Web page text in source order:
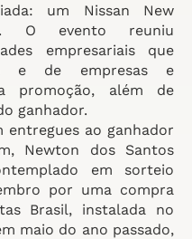
um Nissan New
O evento reuniu
empresariais que
e de empresas e
promoção, além de
ganhador.
entregues ao ganhador
Newton dos Santos
em sorteio
por uma compra
Brasil, instalada no
maio do ano passado,